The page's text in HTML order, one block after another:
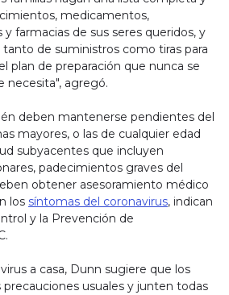
medicamentos,
farmacias de sus seres queridos, y
de suministros como tiras para
plan de preparación que nunca se
necesita", agregó.
deben mantenerse pendientes del
mayores, o las de cualquier edad
subyacentes que incluyen
padecimientos graves del
obtener asesoramiento médico
los síntomas del coronavirus, indican
y la Prevención de
a casa, Dunn sugiere que los
usuales y junten todas